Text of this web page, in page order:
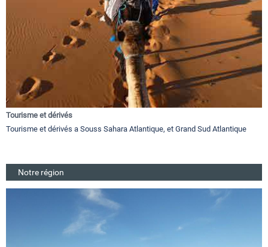
Tourisme et dérivés
Tourisme et dérivés a Souss Sahara Atlantique, et Grand Sud Atlantique
Notre région